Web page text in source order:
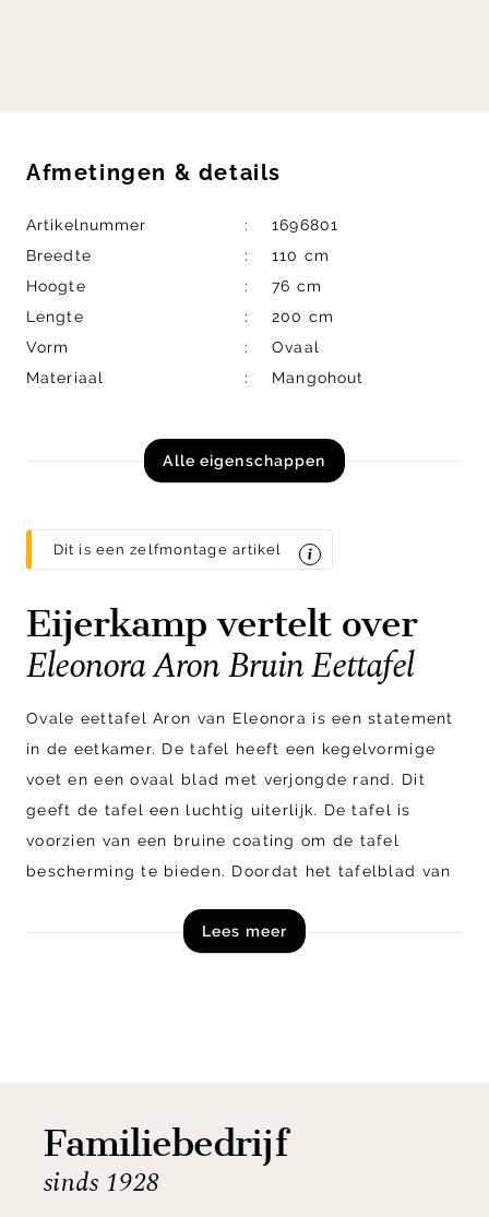
Afmetingen & details
Artikelnummer
1696801
Breedte
110 cm
Hoogte
76 cm
Lengte
200 cm
Vorm
Ovaal
Materiaal
Mangohout
Alle eigenschappen
Dit is een zelfmontage artikel
Eijerkamp vertelt over
Eleonora Aron Bruin Eettafel
Ovale eettafel Aron van Eleonora is een statement
in de eetkamer. De tafel heeft een kegelvormige
voet en een ovaal blad met verjongde rand. Dit
geeft de tafel een luchtig uiterlijk. De tafel is
voorzien van een bruine coating om de tafel
bescherming te bieden. Doordat het tafelblad van
een unieke nerftekening. Eettafel Aron in het ovaal
Lees meer
Familiebedrijf
sinds 1928